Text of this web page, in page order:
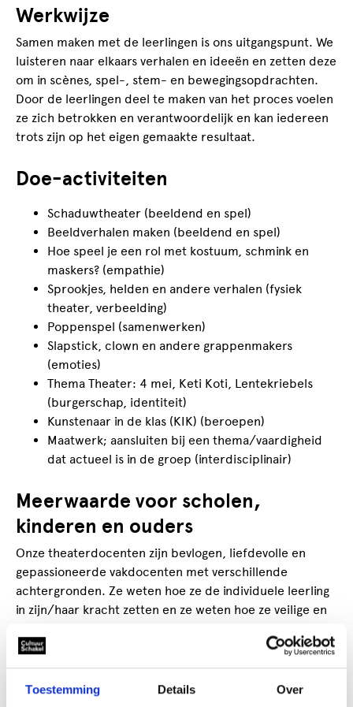
Toestemming Details Over
Werkwijze
Samen maken met de leerlingen is ons uitgangspunt. We
luisteren naar elkaars verhalen en ideeën en zetten deze
om in scènes, spel-, stem- en bewegingsopdrachten.
Door de leerlingen deel te maken van het proces voelen
ze zich betrokken en verantwoordelijk en kan iedereen
trots zijn op het eigen gemaakte resultaat.
Doe-activiteiten
Schaduwtheater (beeldend en spel)
Beeldverhalen maken (beeldend en spel)
Hoe speel je een rol met kostuum, schmink en
maskers? (empathie)
Sprookjes, helden en andere verhalen (fysiek
theater, verbeelding)
Poppenspel (samenwerken)
Slapstick, clown en andere grappenmakers
(emoties)
Thema Theater: 4 mei, Keti Koti, Lentekriebels
(burgerschap, identiteit)
Kunstenaar in de klas (KIK) (beroepen)
Maatwerk; aansluiten bij een thema/vaardigheid
dat actueel is in de groep (interdisciplinair)
Meerwaarde voor scholen,
kinderen en ouders
Onze theaterdocenten zijn bevlogen, liefdevolle en
gepassioneerde vakdocenten met verschillende
achtergronden. Ze weten hoe ze de individuele leerling
in zijn/haar kracht zetten en ze weten hoe ze veilige en
de hoogte van de creatieve, culturele en
maatschappelijke ontwikkelingen en andere thema’s die
spelen, rekening houdend met de belevingswereld van